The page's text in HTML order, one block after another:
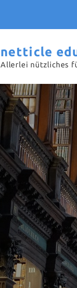
netticle
Allerlei nützliches